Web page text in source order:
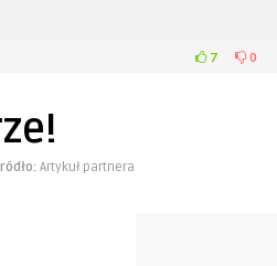
7 0
Artykuł partnera